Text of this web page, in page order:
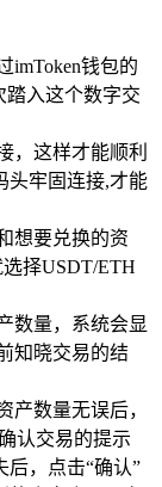
imToken钱包的
踏入这个数字交
，这样才能顺利
头牢固连接,才能
想要兑换的资
择USDT/ETH
数量，系统会显
知晓交易的结
产数量无误后，
认交易的提示
后，点击“确认”